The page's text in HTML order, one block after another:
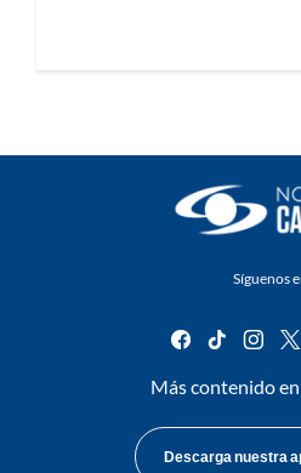
Síguenos
facebook
tiktok
Más contenido en
Descarga nuestra